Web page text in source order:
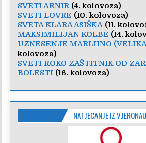
SVETI ARNIR (4. kolovoza)
SVETI LOVRE (10. kolovoza)
SVETA KLARA ASIŠKA (11.
MAKSIMILIJAN KOLBE (14.
UZNESENJE MARIJINO (VELIKA
kolovoza)
SVETI ROKO ZAŠTITNIK OD
BOLESTI (16. kolovoza)
NATJECANJE IZ